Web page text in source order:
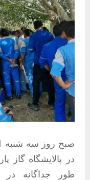
در پالایشگاه گاز
طور جداگانه